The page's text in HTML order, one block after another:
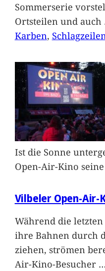
Sommerserie
Ortsteilen und auch
Karben,
Ist die Sonne
Open-Air-Kino
Vilbeler Open-Air-
Während die
ihre Bahnen durch
ziehen, strömen
Air-Kino-Besucher